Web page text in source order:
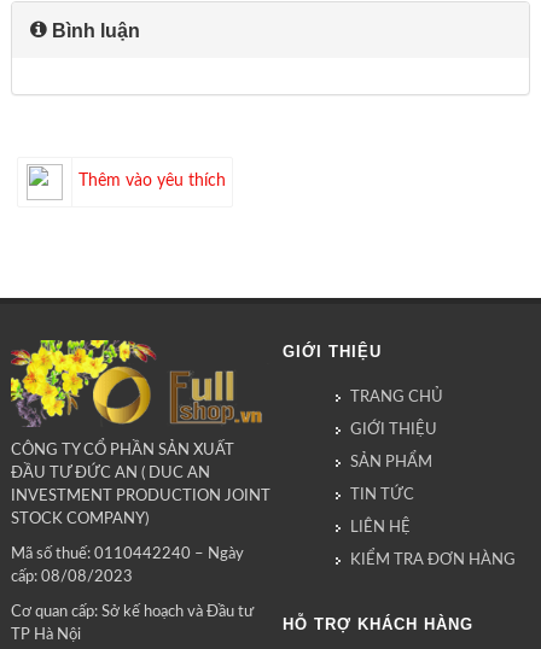
Bình luận
Thêm vào yêu thích
CÔNG TY CỔ PHẦN SẢN XUẤT
ĐẦU TƯ ĐỨC AN ( DUC AN
INVESTMENT PRODUCTION JOINT
STOCK COMPANY)
Mã số thuế: 0110442240 – Ngày
cấp: 08/08/2023
Cơ quan cấp: Sở kế hoạch và Đầu tư
TP Hà Nội
GIỚI THIỆU
TRANG CHỦ
GIỚI THIỆU
SẢN PHẨM
TIN TỨC
LIÊN HỆ
KIỂM TRA ĐƠN HÀNG
HỖ TRỢ KHÁCH HÀNG